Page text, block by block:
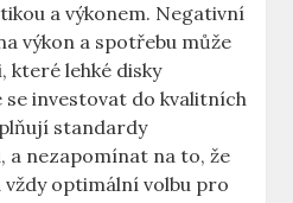
a ‍výkonem. Negativní
výkon a spotřebu může
které lehké​ disky
investovat ⁣do kvalitních
​standardy
a nezapomínat na to, že
vždy optimální‍ volbu pro